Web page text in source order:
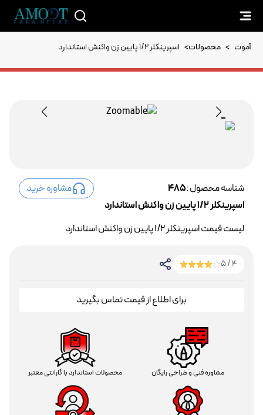
آموت > محصولات> اسپرینکلر 1/2 پایین زن واکنش استاندارد
شناسه محصول :485
مشاوره خرید
اسپرینکلر 1/2 پایین زن واکنش استاندارد
لیست قیمت اسپرینکلر 1/2 پایین زن واکنش استاندارد
4 / 5
برای اطلاع از قیمت تماس بگیرید
مشاوره فنی و طراحی رایگان محصولات استاندارد با گارانتی معتبر